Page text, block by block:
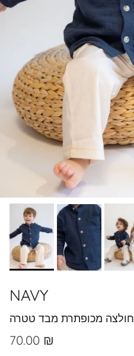
NAVY
חולצה מכופתרת מבד טטרה
70.00 ₪